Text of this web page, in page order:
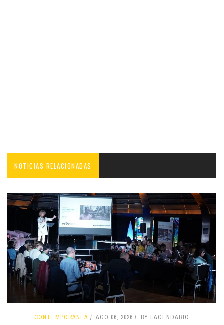
NOTICIAS RELACIONADAS
CONTEMPORÁNEA AGO 06, 2026 BY LAGENDARIO